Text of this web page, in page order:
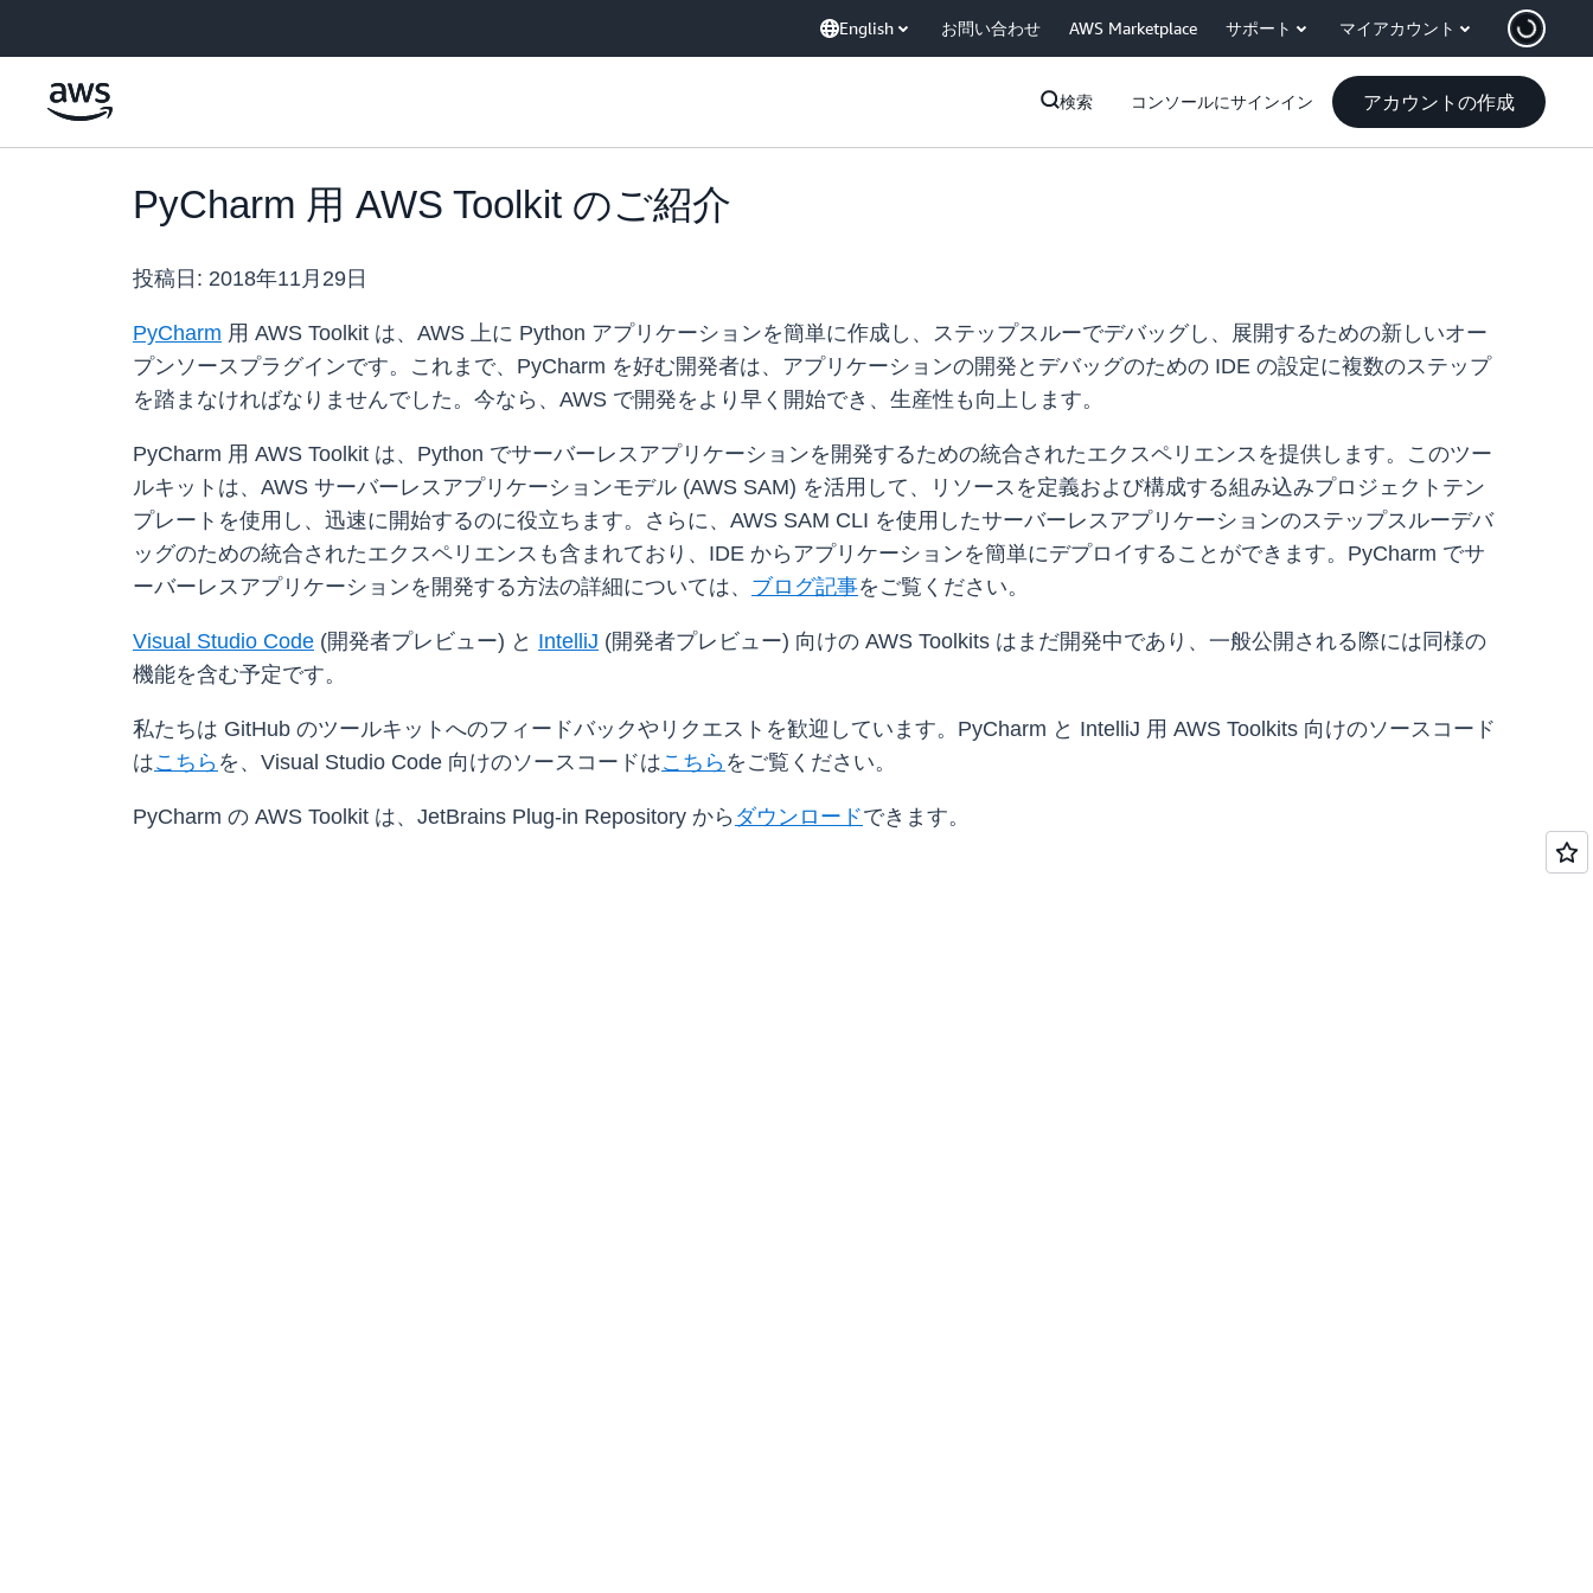
English お問い合わせ AWS Marketplace サポート マイアカウント
検索 コンソールにサインイン アカウントの作成
PyCharm 用 AWS Toolkit のご紹介
投稿日: 2018年11月29日
PyCharm 用 AWS Toolkit は、AWS 上に Python アプリケーションを簡単に作成し、ステップスルーでデバッグし、展開するための新しいオー
プンソースプラグインです。これまで、PyCharm を好む開発者は、アプリケーションの開発とデバッグのための IDE の設定に複数のステップ
を踏まなければなりませんでした。今なら、AWS で開発をより早く開始でき、生産性も向上します。
PyCharm 用 AWS Toolkit は、Python でサーバーレスアプリケーションを開発するための統合されたエクスペリエンスを提供します。このツー
ルキットは、AWS サーバーレスアプリケーションモデル (AWS SAM) を活用して、リソースを定義および構成する組み込みプロジェクトテン
プレートを使用し、迅速に開始するのに役立ちます。さらに、AWS SAM CLI を使用したサーバーレスアプリケーションのステップスルーデバ
ッグのための統合されたエクスペリエンスも含まれており、IDE からアプリケーションを簡単にデプロイすることができます。PyCharm でサ
ーバーレスアプリケーションを開発する方法の詳細については、 ブログ記事をご覧ください。
Visual Studio Code (開発者プレビュー) と IntelliJ (開発者プレビュー) 向けの AWS Toolkits はまだ開発中であり、一般公開される際には同様の
機能を含む予定です。
私たちは GitHub のツールキットへのフィードバックやリクエストを歓迎しています。PyCharm と IntelliJ 用 AWS Toolkits 向けのソースコード
はこちら を、Visual Studio Code 向けのソースコードはこちら をご覧ください。
PyCharm の AWS Toolkit は、JetBrains Plug-in Repository から ダウンロードできます。